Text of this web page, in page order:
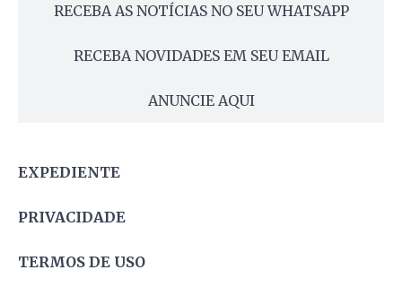
RECEBA AS NOTÍCIAS NO SEU WHATSAPP
RECEBA NOVIDADES EM SEU EMAIL
ANUNCIE AQUI
EXPEDIENTE
PRIVACIDADE
TERMOS DE USO